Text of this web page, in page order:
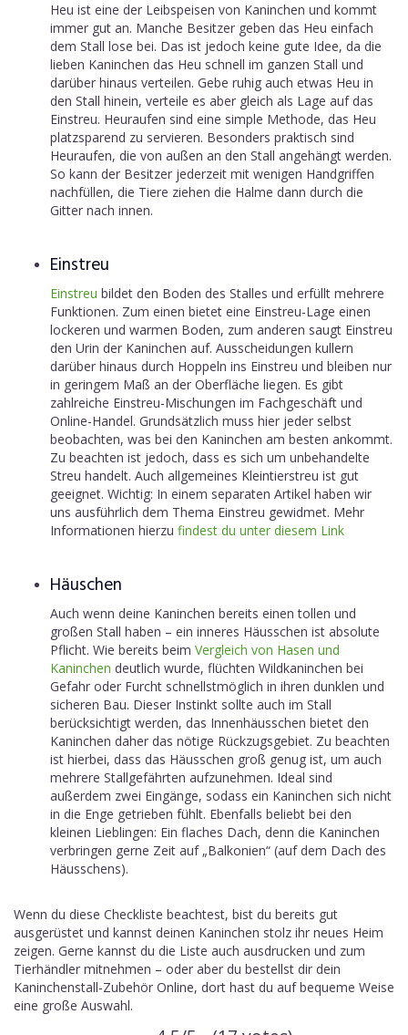
Heu ist eine der Leibspeisen von Kaninchen und kommt
immer gut an. Manche Besitzer geben das Heu einfach
dem Stall lose bei. Das ist jedoch keine gute Idee, da die
lieben Kaninchen das Heu schnell im ganzen Stall und
darüber hinaus verteilen. Gebe ruhig auch etwas Heu in
den Stall hinein, verteile es aber gleich als Lage auf das
Einstreu. Heuraufen sind eine simple Methode, das Heu
platzsparend zu servieren. Besonders praktisch sind
Heuraufen, die von außen an den Stall angehängt werden.
So kann der Besitzer jederzeit mit wenigen Handgriffen
nachfüllen, die Tiere ziehen die Halme dann durch die
Gitter nach innen.
Einstreu
Einstreu bildet den Boden des Stalles und erfüllt mehrere
Funktionen. Zum einen bietet eine Einstreu-Lage einen
lockeren und warmen Boden, zum anderen saugt Einstreu
den Urin der Kaninchen auf. Ausscheidungen kullern
darüber hinaus durch Hoppeln ins Einstreu und bleiben nur
in geringem Maß an der Oberfläche liegen. Es gibt
zahlreiche Einstreu-Mischungen im Fachgeschäft und
Online-Handel. Grundsätzlich muss hier jeder selbst
beobachten, was bei den Kaninchen am besten ankommt.
Zu beachten ist jedoch, dass es sich um unbehandelte
Streu handelt. Auch allgemeines Kleintierstreu ist gut
geeignet. Wichtig: In einem separaten Artikel haben wir
uns ausführlich dem Thema Einstreu gewidmet. Mehr
Informationen hierzu findest du unter diesem Link
Häuschen
Auch wenn deine Kaninchen bereits einen tollen und
großen Stall haben – ein inneres Häusschen ist absolute
Pflicht. Wie bereits beim Vergleich von Hasen und
Kaninchen deutlich wurde, flüchten Wildkaninchen bei
Gefahr oder Furcht schnellstmöglich in ihren dunklen und
sicheren Bau. Dieser Instinkt sollte auch im Stall
berücksichtigt werden, das Innenhäusschen bietet den
Kaninchen daher das nötige Rückzugsgebiet. Zu beachten
ist hierbei, dass das Häusschen groß genug ist, um auch
mehrere Stallgefährten aufzunehmen. Ideal sind
außerdem zwei Eingänge, sodass ein Kaninchen sich nicht
in die Enge getrieben fühlt. Ebenfalls beliebt bei den
kleinen Lieblingen: Ein flaches Dach, denn die Kaninchen
verbringen gerne Zeit auf „Balkonien“ (auf dem Dach des
Häusschens).
Wenn du diese Checkliste beachtest, bist du bereits gut
ausgerüstet und kannst deinen Kaninchen stolz ihr neues Heim
zeigen. Gerne kannst du die Liste auch ausdrucken und zum
Tierhändler mitnehmen – oder aber du bestellst dir dein
Kaninchenstall-Zubehör Online, dort hast du auf bequeme Weise
eine große Auswahl.